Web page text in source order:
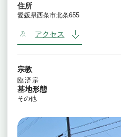
住所
愛媛県西条市北条655
アクセス
宗教
臨済宗
墓地形態
その他